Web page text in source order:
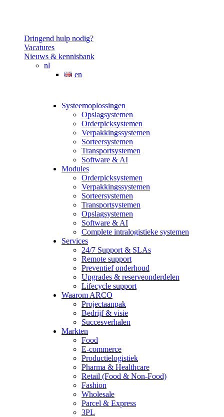
Dringend hulp nodig?
Vacatures
Nieuws & kennisbank
nl
en
Systeemoplossingen
Opslagsystemen
Orderpicksystemen
Verpakkingssystemen
Sorteersystemen
Transportsystemen
Software & AI
Modules
Orderpicksystemen
Verpakkingssystemen
Sorteersystemen
Transportsystemen
Opslagsystemen
Software & AI
Complete intralogistieke systemen
Services
24/7 Support & SLAs
Remote support
Preventief onderhoud
Upgrades & reserveonderdelen
Lifecycle support
Waarom ARCO
Projectaanpak
Bedrijf & visie
Succesverhalen
Markten
Food
E-commerce
Productielogistiek
Pharma & Healthcare
Retail (Food & Non-Food)
Fashion
Wholesale
Parcel & Express
3PL